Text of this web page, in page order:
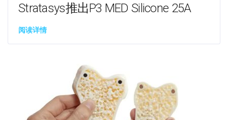
Stratasys推出P3 MED Silicone 25A
阅读详情